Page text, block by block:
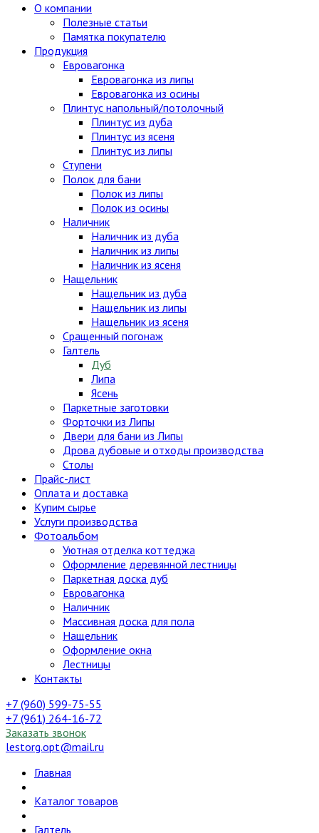
О компании
Полезные статьи
Памятка покупателю
Продукция
Евровагонка
Евровагонка из липы
Евровагонка из осины
Плинтус напольный/потолочный
Плинтус из дуба
Плинтус из ясеня
Плинтус из липы
Ступени
Полок для бани
Полок из липы
Полок из осины
Наличник
Наличник из дуба
Наличник из липы
Наличник из ясеня
Нащельник
Нащельник из дуба
Нащельник из липы
Нащельник из ясеня
Сращенный погонаж
Галтель
Дуб
Липа
Ясень
Паркетные заготовки
Форточки из Липы
Двери для бани из Липы
Дрова дубовые и отходы производства
Столы
Прайс-лист
Оплата и доставка
Купим сырье
Услуги производства
Фотоальбом
Уютная отделка коттеджа
Оформление деревянной лестницы
Паркетная доска дуб
Евровагонка
Наличник
Массивная доска для пола
Нащельник
Оформление окна
Лестницы
Контакты
+7 (960) 599-75-55
+7 (961) 264-16-72
Заказать звонок
lestorg.opt@mail.ru
Главная
Каталог товаров
Галтель